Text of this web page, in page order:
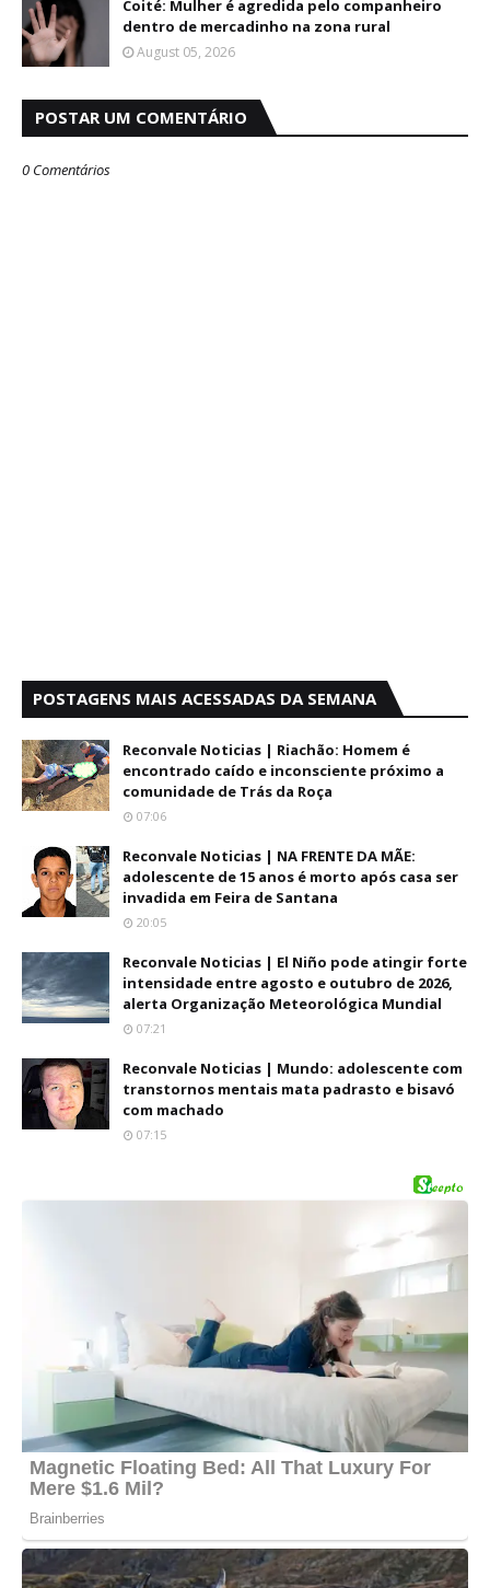
Coité: Mulher é agredida pelo companheiro
dentro de mercadinho na zona rural
August 05, 2026
POSTAR UM COMENTÁRIO
0 Comentários
POSTAGENS MAIS ACESSADAS DA SEMANA
Reconvale Noticias | Riachão: Homem é
encontrado caído e inconsciente próximo a
comunidade de Trás da Roça
07:06
Reconvale Noticias | NA FRENTE DA MÃE:
adolescente de 15 anos é morto após casa ser
invadida em Feira de Santana
20:05
Reconvale Noticias | El Niño pode atingir forte
intensidade entre agosto e outubro de 2026,
alerta Organização Meteorológica Mundial
07:21
Reconvale Noticias | Mundo: adolescente com
transtornos mentais mata padrasto e bisavó
com machado
07:15